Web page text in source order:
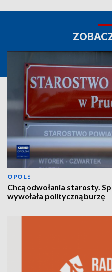
OPOLE
Chcą odwołania starosty.
wywołała polityczną burzę